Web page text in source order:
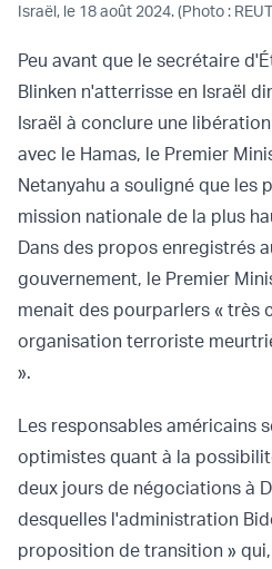
Israël, le 18 août 2024. (Photo :
Peu avant que le secrétaire
Blinken n'atterrisse en Israël
Israël à conclure une
avec le Hamas, le Premier
Netanyahu a souligné que les
mission nationale de la plus
Dans des propos enregistrés
gouvernement, le Premier
menait des pourparlers « très
organisation terroriste
».
Les responsables américains
optimistes quant à la
deux jours de négociations à
desquelles l'administration
proposition de transition »